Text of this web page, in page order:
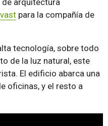
para la compañía de
tecnología, sobre todo
de la luz natural, este
El edificio abarca una
oficinas, y el resto a